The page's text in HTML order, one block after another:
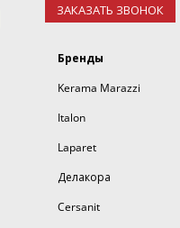
ЗАКАЗАТЬ ЗВОНОК
Бренды
Kerama Marazzi
Italon
Laparet
Делакора
Cersanit